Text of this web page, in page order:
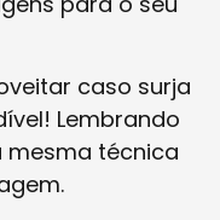
caso surja
Lembrando
mesma técnica